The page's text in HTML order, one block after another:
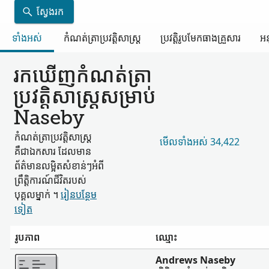
ស្វែងរក
ទាំងអស់
កំណត់ត្រា​ប្រវត្តិសាស្ត្រ ប្រវត្តិរូប​មែកធាង​គ្រួសារ អ
រកឃើញ​កំណត់ត្រា​
ប្រវត្តិសាស្ត្រ​សម្រាប់
Naseby
កំណត់ត្រា​ប្រវត្តិសាស្ត្រ​
គឺជា​ឯកសារ ដែល​មាន​
ព័ត៌មាន​លម្អិត​សំខាន់ៗ​អំពី​
ព្រឹត្តិការណ៍​ជីវិត​របស់​
បុគ្គល​ម្នាក់ ។ រៀន​បន្ថែម​
ទៀត
មើល​ទាំងអស់ 34,422
រូបភាព
ឈ្មោះ
ច្រើន
Andrews Naseby